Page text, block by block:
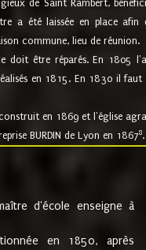
de Saint Rambert,
a été laissée en place
commune, lieu de réunion.
doit être réparés. En 1805
en 1815. En 1830 il
en 1869 et l'église
BURDIN de Lyon en 18678.
d'école enseigne à
en 1850, après